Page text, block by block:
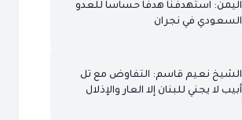
اليمن: استهدفنا هدفاً حساساً للعدو
السعودي في نجران
الشيخ نعيم قاسم: التفاوض مع تل
أبيب لا يجني للبنان إلا العار والإذلال